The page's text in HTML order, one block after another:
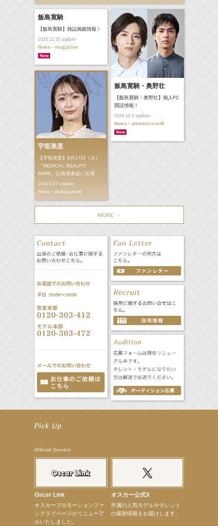
飯島寛騎
【飯島寛騎】雑誌掲載情報！
2024.12.25update
News - magazine
飯島寛騎・奥野壮
【飯島寛騎・奥野壮】個人FC
開設情報！
2024.10.2update
News - announce,web
宇垣美里
【宇垣美里】9月17日（火）
「MEDICAL BEAUTY
PARK」記者発表会に出席
2024.9.17update
News - pickup,event
【前川泰之】舞台「グレンギャリー・グレンロス」公演詳細解禁！
【elfin’】7thシングル『全世界』がFM-UUでO.A.決定♪
【elfin’】8月16日（日）「全世界」発売記念イベント決定！
【elfin’】7thシングル『全世界』がFM TANABEでO.A.決定♪
【昆虫ハンター牧田習】宝塚市立手塚治虫記念館トークショー＆宝塚文化芸術センター昆虫展示イ
【昆虫ハンター牧田習】8月13日（木）プライムツリー赤池「ふれあい昆虫フェスティバル」トーク
【井頭愛海】『小さなお葬式』TV-CM出演！
【定本楓馬】WEB DIGVII 連載企画『東京23時』に登場！
【髙橋ひかる】7月雑誌掲載情報
Oscer Link
オスカープロモーションファ
ンクラブページがリニューア
ルいたしました。
オスカー公式X
所属の人気モデルやタレント
の最新情報をお届けします。